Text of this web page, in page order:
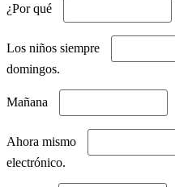
¿Por qué
Los niños siempre
domingos.
Mañana
Ahora mismo
electrónico.